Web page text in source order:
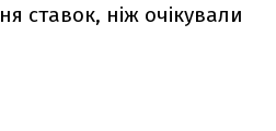
ставок, ніж очікували